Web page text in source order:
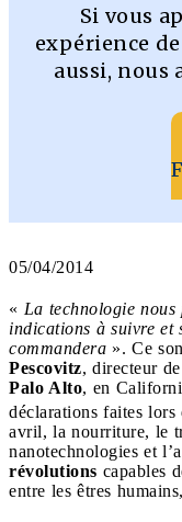
Si vous
expérience
aussi, nous
05/04/2014
« La technologie
indications à suivre et
commandera ». Ce
Pescovitz, directeur
Palo Alto, en
déclarations faites lors
avril, la nourriture, le
nanotechnologies et
révolutions capables
entre les êtres